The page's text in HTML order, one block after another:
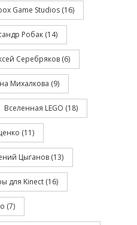
Game Studios (16)
Робак (14)
Серебряков (6)
Михалкова (9)
Вселенная LEGO (18)
(11)
Цыганов (13)
для Kinect (16)
(7)